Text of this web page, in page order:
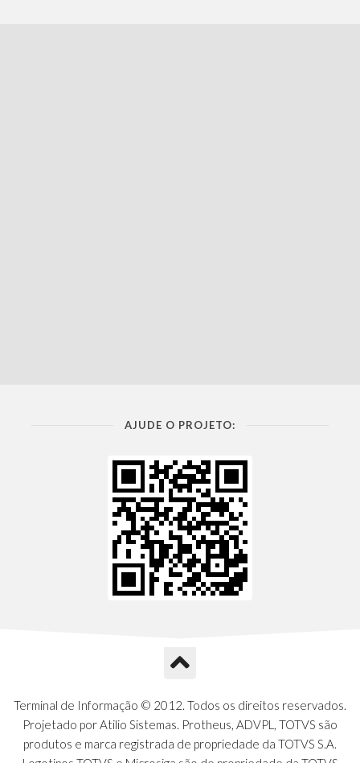
AJUDE O PROJETO:
Terminal de Informação © 2012. Todos os direitos reservados.
Projetado por Atilio Sistemas. Protheus, ADVPL, TOTVS são
produtos e marca registrada de propriedade da TOTVS S.A.